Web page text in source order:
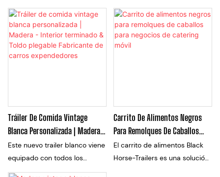
con toques modernos, con un
exterior bicolor azul y blanco,
elementos de madera para
servir y elegantes lámparas
colgantes. Diseñado para una
bocadillos artesanales en
mercados, eventos temporales
o rincones pintorescos,
ofreciendo una experiencia
culinaria cálida y acogedora.
de color beige presenta un
hermoso panel de madera,
que exuda una estética rústica
y acogedora. Perfecto para
Tráiler De Comida Vintage
Blanca Personalizada | Madera -
Interior Terminado & Toldo
Plegable Fabricante De Carros
Expendedores
Este nuevo trailer blanco viene
equipado con todos los
documentos necesarios, lo
Carrito De Alimentos Negros
Para Remolques De Caballos
Para Negocios De Catering
Móvil
El carrito de alimentos Black
Horse-Trailers es una solución